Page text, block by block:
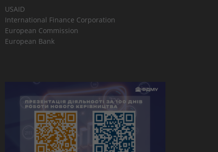
USAID
International Finance Corporation
European Commission
European Bank